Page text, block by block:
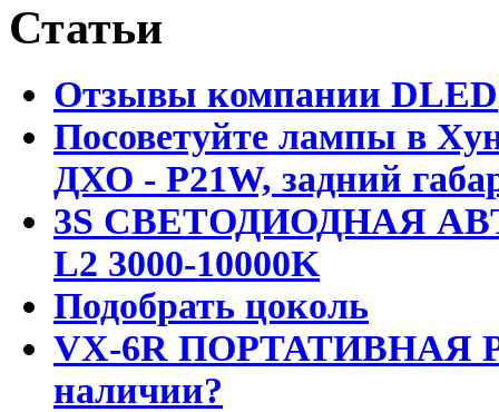
Статьи
Отзывы компании DLED
Посоветуйте лампы в
ДХО - P21W, задний
3S СВЕТОДИОДНАЯ
L2 3000-10000K
Подобрать цоколь
VX-6R ПОРТАТИВНАЯ
наличии?